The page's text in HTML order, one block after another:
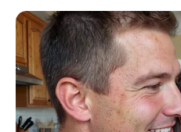
18:34 / 06 Avqust 2026